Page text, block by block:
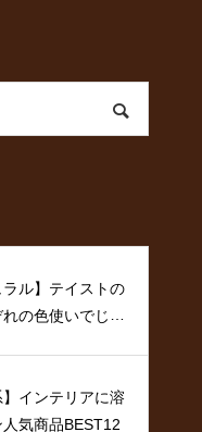
ラル】テイストの
の色使いでじっ
】インテリアに溶
気商品BEST12